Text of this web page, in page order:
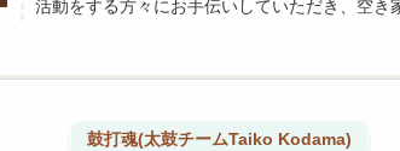
活動をする方々にお手伝いしていただき、空き
鼓打魂(太鼓チームTaiko Kodama)